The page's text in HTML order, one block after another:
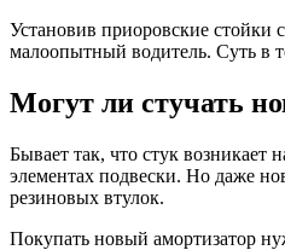
Установив приоровские стойки
малоопытный водитель. Суть в
Могут ли стучать
Бывает так, что стук
элементах подвески. Но даже
резиновых втулок.
Покупать новый амортизатор